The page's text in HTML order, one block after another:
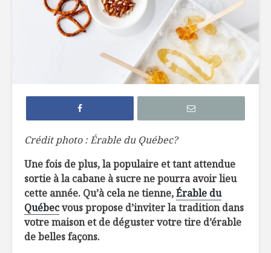
Crédit photo : Érable du Québec?
Une fois de plus, la populaire et tant attendue
sortie à la cabane à sucre ne pourra avoir lieu
cette année. Qu’à cela ne tienne,Érable du
Québecvous propose d’inviter la tradition dans
votre maison et de déguster votre tire d’érable
de belles façons.
remplacer le pain
dans nos
hamburgers
Québec à
Osez les flambés !
6
dans
assiette